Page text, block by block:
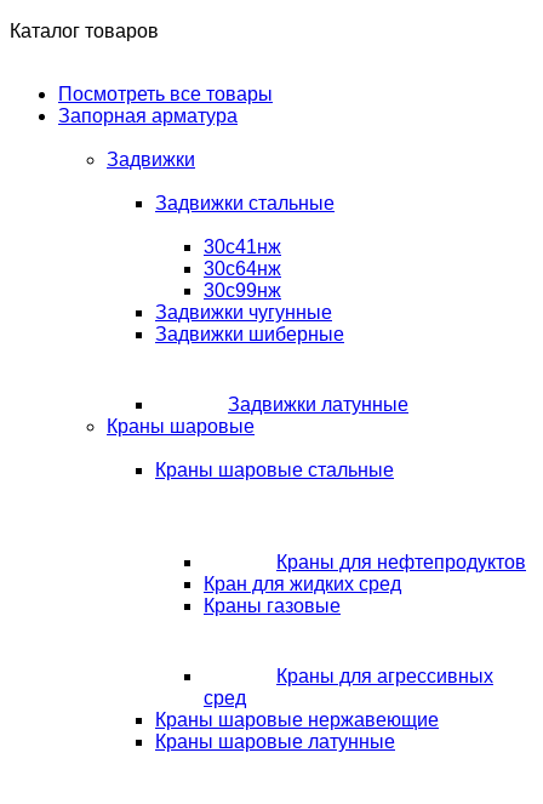
Каталог товаров
Посмотреть все товары
Запорная арматура
Задвижки
Задвижки стальные
30с41нж
30с64нж
30с99нж
Задвижки чугунные
Задвижки шиберные
Задвижки латунные
Краны шаровые
Краны шаровые стальные
Краны для нефтепродуктов
Кран для жидких сред
Краны газовые
Краны для агрессивных
сред
Краны шаровые нержавеющие
Краны шаровые латунные